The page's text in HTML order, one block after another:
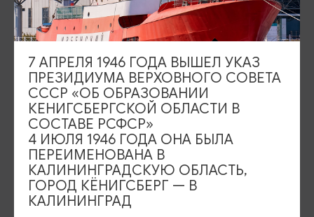
ИЩИТЕ ТАКЖЕ НА НАШЕМ САЙТЕ
Серебряное ожерелье
Электронная виза
Туры и экскурсии
Афиша мероприятий
Сувениры
Гостевая книга
Гиды и экскурсоводы
Достопримечательности
Карты и маршруты
7 АПРЕЛЯ 1946 ГОДА ВЫШЕЛ УКАЗ
ПРЕЗИДИУМА ВЕРХОВНОГО СОВЕТА
СССР «ОБ ОБРАЗОВАНИИ
КЕНИГСБЕРГСКОЙ ОБЛАСТИ В
СОСТАВЕ РСФСР»
4 ИЮЛЯ 1946 ГОДА ОНА БЫЛА
ПЕРЕИМЕНОВАНА В
КАЛИНИНГРАДСКУЮ ОБЛАСТЬ,
ГОРОД КЁНИГСБЕРГ — В
КАЛИНИНГРАД